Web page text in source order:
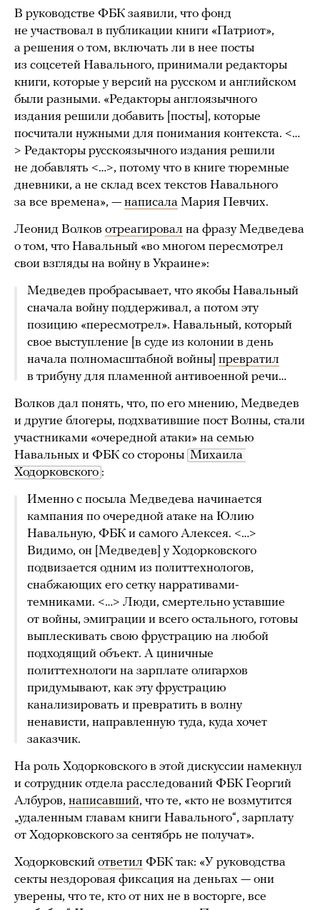
В руководстве ФБК заявили, что фонд
не участвовал в публикации книги «Патриот»,
а решения о том, включать ли в нее посты
из соцсетей Навального, принимали редакторы
книги, которые у версий на русском и английском
были разными. «Редакторы англоязычного
издания решили добавить [посты], которые
посчитали нужными для понимания контекста. <…
> Редакторы русскоязычного издания решили
не добавлять <…>, потому что в книге тюремные
дневники, а не склад всех текстов Навального
за все времена», — написала Мария Певчих.
Леонид Волков отреагировал на фразу Медведева
о том, что Навальный «во многом пересмотрел
свои взгляды на войну в Украине»:
Медведев пробрасывает, что якобы Навальный
сначала войну поддерживал, а потом эту
позицию «пересмотрел». Навальный, который
свое выступление [в суде из колонии в день
начала полномасштабной войны] превратил
в трибуну для пламенной антивоенной речи…
Волков дал понять, что, по его мнению, Медведев
и другие блогеры, подхватившие пост Волны, стали
участниками «очередной атаки» на семью
Навальных и ФБК со стороны Михаила
Ходорковского :
Именно с посыла Медведева начинается
кампания по очередной атаке на Юлию
Навальную, ФБК и самого Алексея. <…>
Видимо, он [Медведев] у Ходорковского
подвизается одним из политтехнологов,
снабжающих его сетку нарративами-
темниками. <…> Люди, смертельно уставшие
от войны, эмиграции и всего остального, готовы
выплескивать свою фрустрацию на любой
подходящий объект. А циничные
политтехнологи на зарплате олигархов
придумывают, как эту фрустрацию
канализировать и превратить в волну
ненависти, направленную туда, куда хочет
заказчик.
На роль Ходорковского в этой дискуссии намекнул
и сотрудник отдела расследований ФБК Георгий
Албуров, написавший, что те, «кто не возмутится
„удаленным главам книги Навального“, зарплату
от Ходорковского за сентябрь не получат».
Ходорковский ответил ФБК так: «У руководства
секты нездоровая фиксация на деньгах — они
уверены, что те, кто от них не в восторге, все